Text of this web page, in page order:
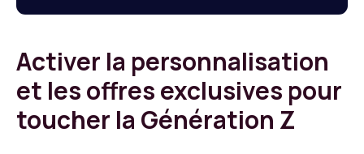
Activer la personnalisation
et les offres exclusives pour
toucher la Génération Z